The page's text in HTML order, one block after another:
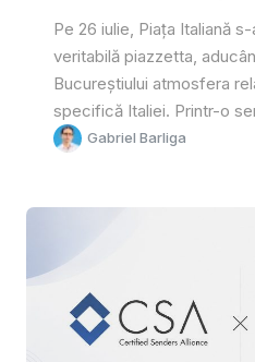
Pe 26 iulie, Piața Italiană
veritabilă piazzetta,
Bucureștiului atmosfera
specifică Italiei. Printr-o
Gabriel Barliga